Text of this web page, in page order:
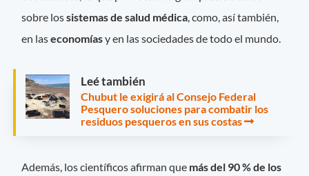
sobre lossistemas de salud médica , como, así también,
en laseconomíasy en las sociedades de todo el mundo.
Leé también
Chubut le exigirá al Consejo Federal
Pesquero soluciones para combatir los
residuos pesqueros en sus costas
Además, los científicos afirman que más del 90 % de los